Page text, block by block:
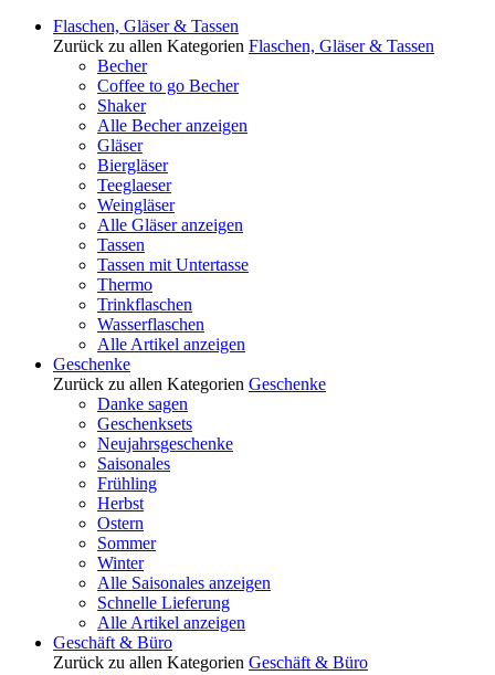
Flaschen, Gläser & Tassen
Zurück zu allen Kategorien Flaschen, Gläser & Tassen
Becher
Coffee to go Becher
Shaker
Alle Becher anzeigen
Gläser
Biergläser
Teeglaeser
Weingläser
Alle Gläser anzeigen
Tassen
Tassen mit Untertasse
Thermo
Trinkflaschen
Wasserflaschen
Alle Artikel anzeigen
Geschenke
Zurück zu allen Kategorien Geschenke
Danke sagen
Geschenksets
Neujahrsgeschenke
Saisonales
Frühling
Herbst
Ostern
Sommer
Winter
Alle Saisonales anzeigen
Schnelle Lieferung
Alle Artikel anzeigen
Geschäft & Büro
Zurück zu allen Kategorien Geschäft & Büro